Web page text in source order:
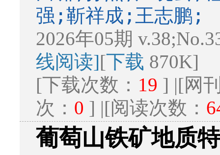
强;靳祥成;王志鹏;
2026年05期
线阅读][下载 870K]
[下载次数： 19 ] |[网
次： 0 ] |[阅读次数：
葡萄山铁矿地质